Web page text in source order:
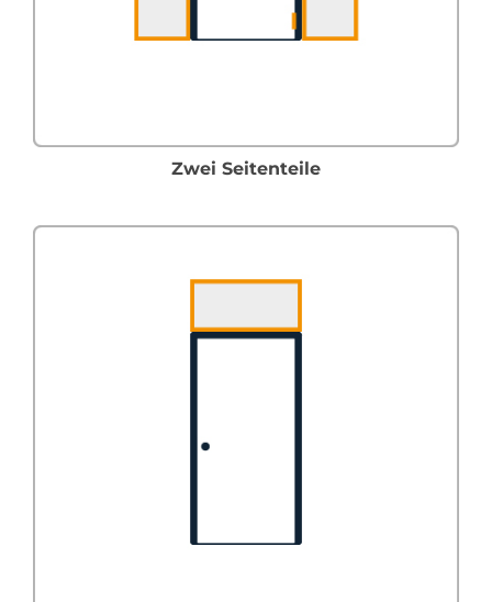
Zwei Seitenteile